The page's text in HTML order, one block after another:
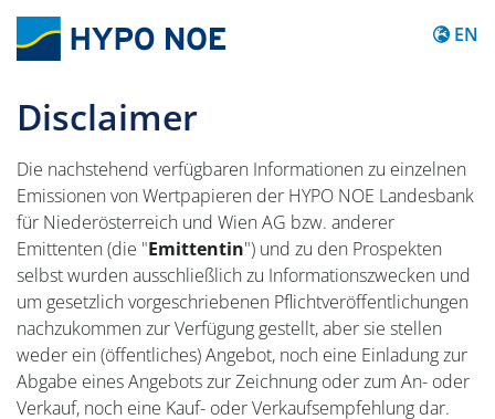
EN
Disclaimer
Die nachstehend verfügbaren Informationen zu einzelnen
Emissionen von Wertpapieren der HYPO NOE Landesbank
für Niederösterreich und Wien AG bzw. anderer
Emittenten (die "Emittentin") und zu den Prospekten
selbst wurden ausschließlich zu Informationszwecken und
um gesetzlich vorgeschriebenen Pflichtveröffentlichungen
nachzukommen zur Verfügung gestellt, aber sie stellen
weder ein (öffentliches) Angebot, noch eine Einladung zur
Abgabe eines Angebots zur Zeichnung oder zum An- oder
Verkauf, noch eine Kauf- oder Verkaufsempfehlung dar.